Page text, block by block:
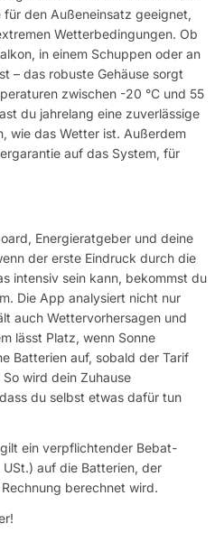
den Außeneinsatz geeignet,
Wetterbedingungen. Ob
in einem Schuppen oder an
– das robuste Gehäuse sorgt
zwischen -20 °C und 55
du jahrelang eine zuverlässige
wie das Wetter ist. Außerdem
auf das System, für
Energieratgeber und deine
der erste Eindruck durch die
intensiv sein kann, bekommst du
Die App analysiert nicht nur
auch Wettervorhersagen und
lässt Platz, wenn Sonne
Batterien auf, sobald der Tarif
wird dein Zuhause
du selbst etwas dafür tun
ein verpflichtender Bebat-
auf die Batterien, der
berechnet wird.